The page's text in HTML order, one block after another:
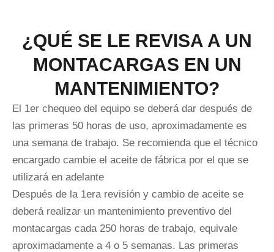
¿QUÉ SE LE REVISA A UN
MONTACARGAS EN UN
MANTENIMIENTO?
El 1er chequeo del equipo se deberá dar después de
las primeras 50 horas de uso, aproximadamente es
una semana de trabajo. Se recomienda que el técnico
encargado cambie el aceite de fábrica por el que se
utilizará en adelante
Después de la 1era revisión y cambio de aceite se
deberá realizar un mantenimiento preventivo del
montacargas cada 250 horas de trabajo, equivale
aproximadamente a 4 o 5 semanas. Las primeras